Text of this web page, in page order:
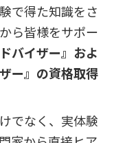
で得た知識をさ
ら皆様をサポー
バイザー』およ
ー』の資格取得
でなく、実体験